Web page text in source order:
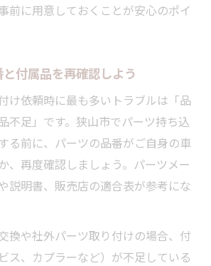
前に用意しておくことが安心のポイ
付属品を再確認しよう
け依頼時に最も多いトラブルは「品
不足」です。狭山市でパーツ持ち込
る前に、パーツの品番がご自身の車
、再度確認しましょう。パーツメー
説明書、販売店の適合表が参考にな
換や社外パーツ取り付けの場合、付
ス、カプラーなど）が不足している